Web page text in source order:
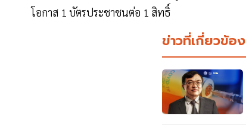
โอกาส 1 บัตรประชาชนต่อ 1 สิทธิ์
ข่าวที่เกี่ยวข้อง